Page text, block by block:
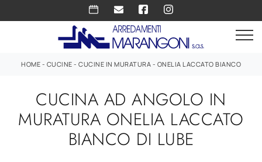
HOME - CUCINE - CUCINE IN MURATURA - ONELIA LACCATO BIANCO
CUCINA AD ANGOLO IN
MURATURA ONELIA LACCATO
BIANCO DI LUBE